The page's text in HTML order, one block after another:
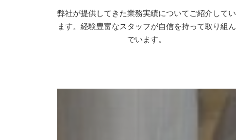
弊社が提供してきた業務実績について ご紹介してい
ます。 経験豊富なスタッフが自信を持って取り組ん
でいます。